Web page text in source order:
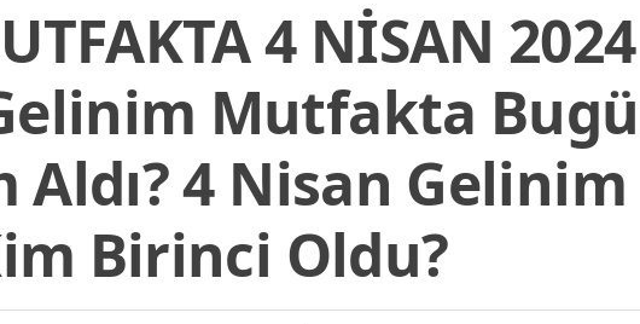
4 NİSAN
Mutfakta
Aldı? 4 Nisan Gelinim
Birinci Oldu?